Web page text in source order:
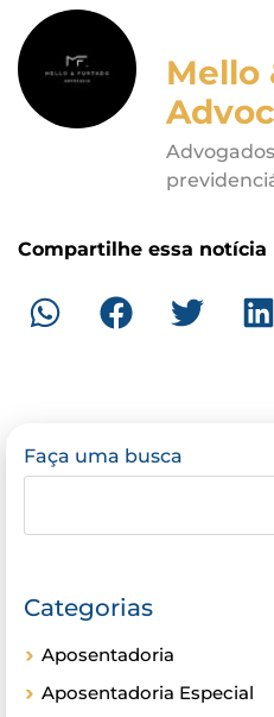
Mello
Compartilhe essa notícia
Faça uma busca
Categorias
Aposentadoria
Aposentadoria Especial